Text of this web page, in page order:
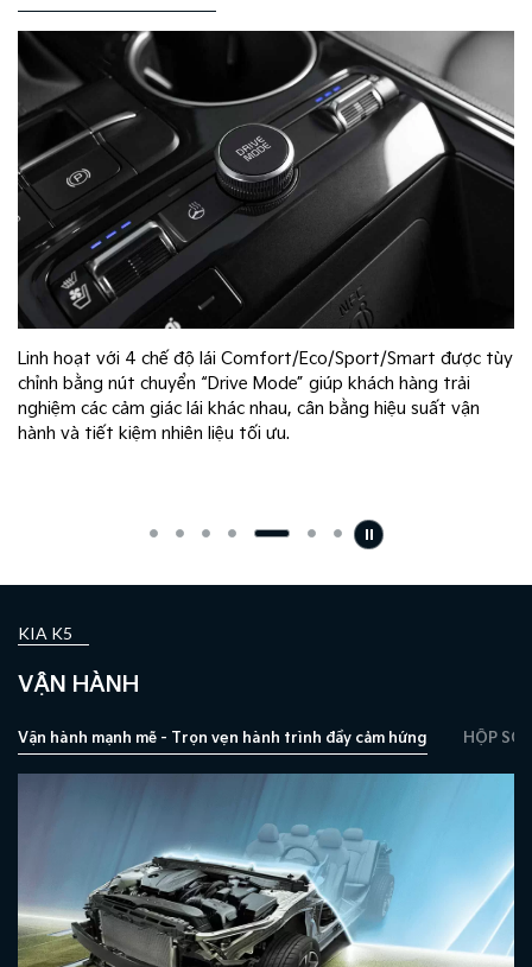
Linh hoạt với 4 chế độ lái Comfort/Eco/Sport/Smart được tùy
chỉnh bằng nút chuyển “Drive Mode” giúp khách hàng trải
nghiệm các cảm giác lái khác nhau, cân bằng hiệu suất vận
hành và tiết kiệm nhiên liệu tối ưu.
KIA K5
VẬN HÀNH
Vận hành mạnh mẽ - Trọn vẹn hành trình đầy cảm hứng HỘP SỐ